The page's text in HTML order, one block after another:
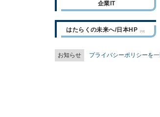
企業IT
はたらくの未来へ/日本HP
お知らせ プライバシーポリシーを